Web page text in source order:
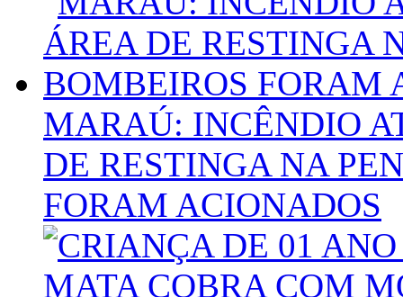
MARAÚ: INCÊNDIO
DE RESTINGA NA
FORAM ACIONADOS